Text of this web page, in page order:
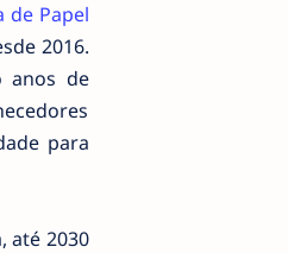
de Papel
2016.
anos de
para
até 2030